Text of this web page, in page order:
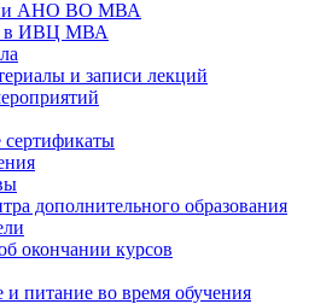
АНО ВО МВА
в ИВЦ МВА
и записи лекций
дополнительного образования
окончании курсов
питание во время обучения